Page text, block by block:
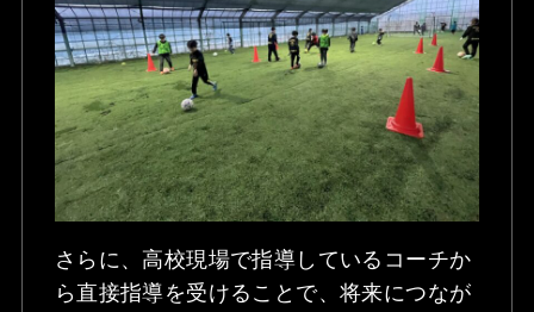
さらに、高校現場で指導しているコーチか
ら直接指導を受けることで、将来につなが